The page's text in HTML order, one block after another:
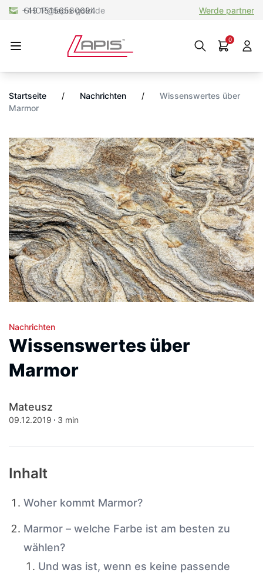
+49 15156580694 Werde partner
0
Startseite / Nachrichten /
Wissenswertes über
Marmor
Nachrichten
Wissenswertes über
Marmor
Mateusz
09.12.2019 3 min
Inhalt
Woher kommt Marmor?
Marmor – welche Farbe ist am besten zu
wählen?
Und was ist, wenn es keine passende